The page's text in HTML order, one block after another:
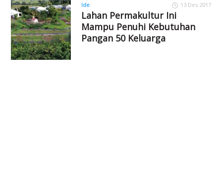
Ide 13 Des 2017
Lahan Permakultur Ini
Mampu Penuhi Kebutuhan
Pangan 50 Keluarga